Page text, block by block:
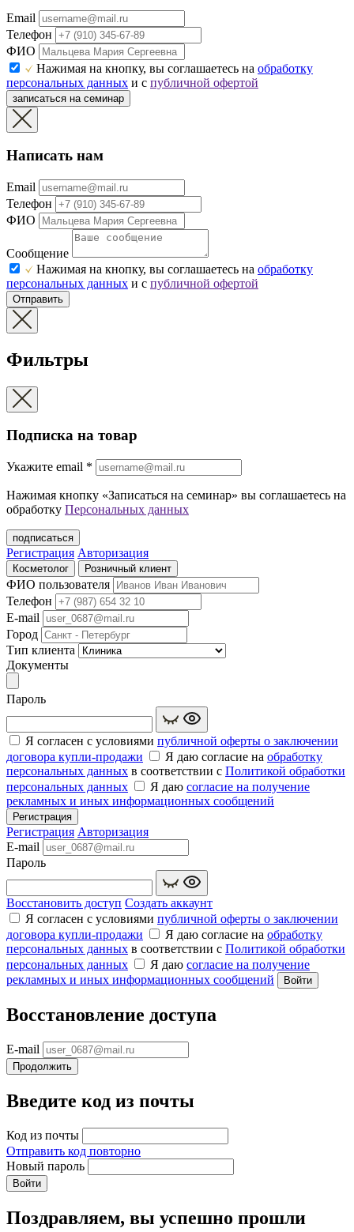
Email
Телефон
ФИО
Нажимая на кнопку, вы соглашаетесь на обработку
персональных данных и с публичной офертой
записаться на семинар
Написать нам
Email
Телефон
ФИО
Сообщение
Нажимая на кнопку, вы соглашаетесь на обработку
персональных данных и с публичной офертой
Отправить
Фильтры
Подписка на товар
Укажите еmail *
Нажимая кнопку «Записаться на семинар» вы соглашаетесь на
обработку Персональных данных
подписаться
Регистрация Авторизация
Косметолог Розничный клиент
ФИО пользователя
Телефон
E-mail
Город
Тип клиента
Документы
Пароль
Я согласен с условиями публичной оферты о заключении
договора купли‑продажи
Я даю согласие на обработку
персональных данных в соответствии с Политикой обработки
персональных данных
Я даю согласие на получение
рекламных и иных информационных сообщений
Регистрация
Регистрация Авторизация
E-mail
Пароль
Восстановить доступ Создать аккаунт
Я согласен с условиями публичной оферты о заключении
договора купли‑продажи
Я даю согласие на обработку
персональных данных в соответствии с Политикой обработки
персональных данных
Я даю согласие на получение
рекламных и иных информационных сообщений
Войти
Восстановление доступа
E-mail
Продолжить
Введите код из почты
Код из почты
Отправить код повторно
Новый пароль
Войти
Поздравляем, вы успешно прошли